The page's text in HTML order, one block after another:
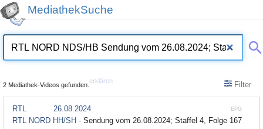
MediathekSuche
2 Mediathek-Videos gefunden.
erklären Filter
EPG
RTL
26.08.2024
RTL NORD HH/SH - Sendung vom 26.08.2024; Staffel 4, Folge 167